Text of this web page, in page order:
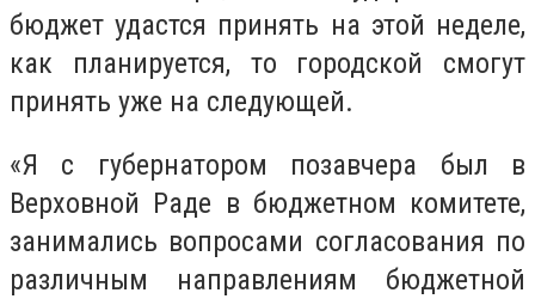
бюджет удастся принять на этой неделе,
как планируется, то городской смогут
принять уже на следующей.
«Я с губернатором позавчера был в
Верховной Раде в бюджетном комитете,
занимались вопросами согласования по
различным направлениям бюджетной